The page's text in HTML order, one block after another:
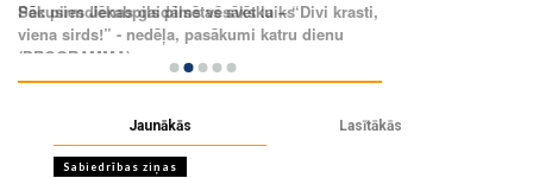
Jaunākās Lasītākās
Sabiedrības ziņas